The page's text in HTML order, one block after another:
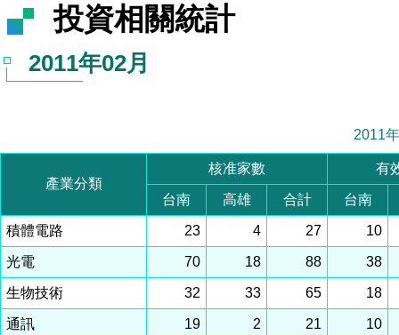
投資相關統計
2011年02月
2011
產業分類
核准家數 有
台南 高雄 合計 台南
積體電路 23 4 27 10
光電 70 18 88 38
生物技術 32 33 65 18
通訊 19 2 21 10